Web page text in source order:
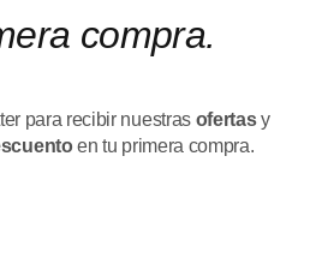
compra.
para recibir nuestras ofertasy
en tu primera compra.